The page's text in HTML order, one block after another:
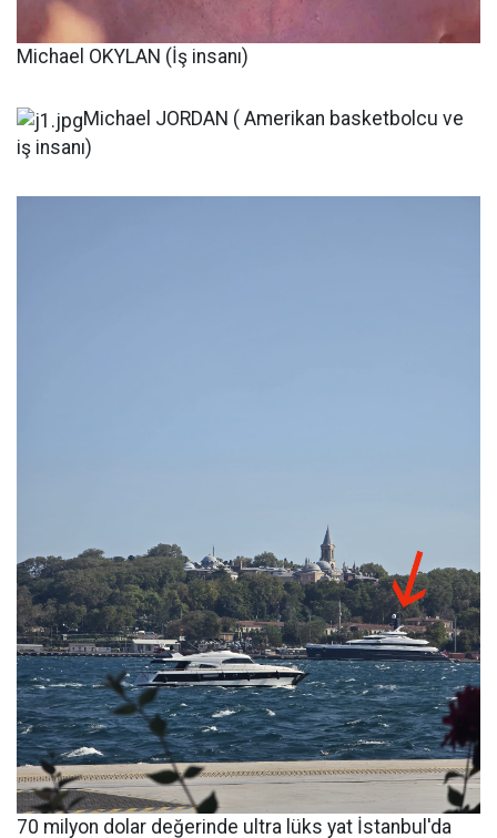
Michael OKYLAN (İş insanı)
Michael JORDAN ( Amerikan basketbolcu ve
iş insanı)
70 milyon dolar değerinde ultra lüks yat İstanbul'da